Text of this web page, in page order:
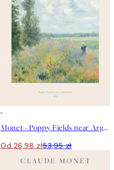
Monet - Poppy Fields near Argenteuil Plakat
Od 26,98 zł53,95 zł